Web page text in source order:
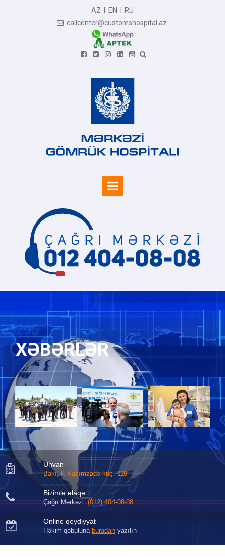
AZ EN RU
 callcenter@customshospital.az
     
XƏBƏRLƏR
 Ünvan
Bakı, K.Kazımzadə küç. 118
 Bizimlə əlaqə
Çağrı Mərkəzi:(012) 404-08-08
 Online qeydiyyat
Həkim qəbuluna buradanyazılın